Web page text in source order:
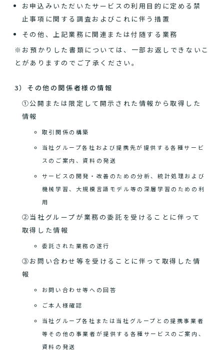
お申込みいただいたサービスの利用目的に定める禁
止事項に関する調査およびこれに伴う措置
その他、上記業務に関連または付随する業務
※お預かりした書類については、一部お返しできないこ
とがありますのでご了承ください。
3）その他の関係者様の情報
①公開または限定して開示された情報から取得した
情報
取引関係の構築
当社グループ各社および提携先が提供する各種サービ
スのご案内、資料の発送
サービスの開発・改善のための分析、統計処理および
機械学習、大規模言語モデル等の深層学習のための利
用
②当社グループが業務の委託を受けることに伴って
取得した情報
委託された業務の遂行
③お問い合わせ等を受けることに伴って取得した情
報
お問い合わせ等への回答
ご本人様確認
当社グループ各社または当社グループとの提携事業者
等その他の事業者が提供する各種サービスのご案内、
資料の発送